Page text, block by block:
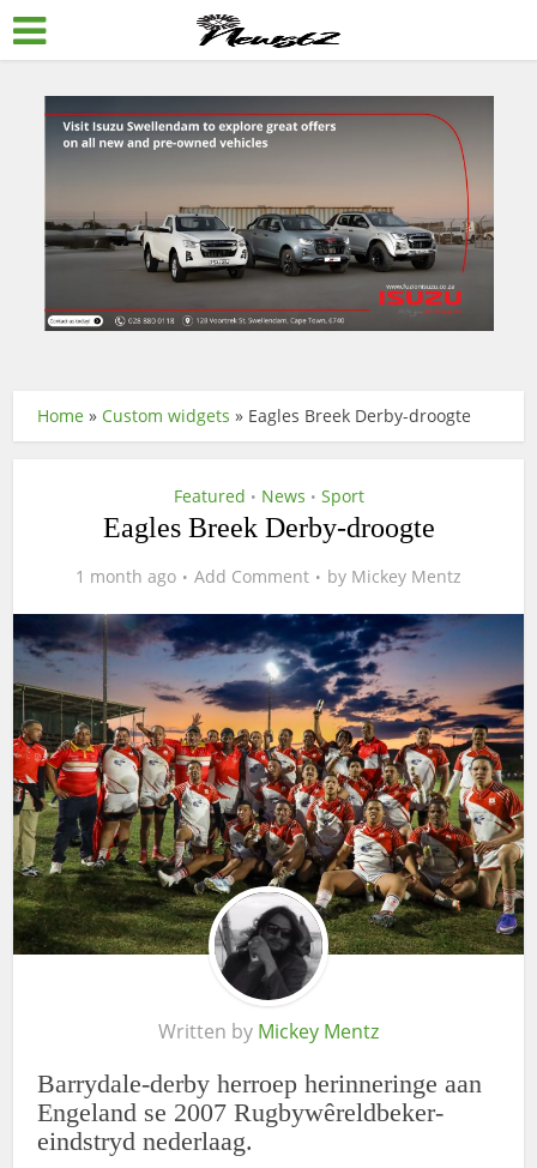
Home » Custom widgets » Eagles Breek Derby-droogte
Featured • News • Sport
Eagles Breek Derby-droogte
1 month ago Add Comment by Mickey Mentz
Written by Mickey Mentz
Barrydale-derby herroep herinneringe aan
Engeland se 2007 Rugbywêreldbeker-
eindstryd nederlaag.